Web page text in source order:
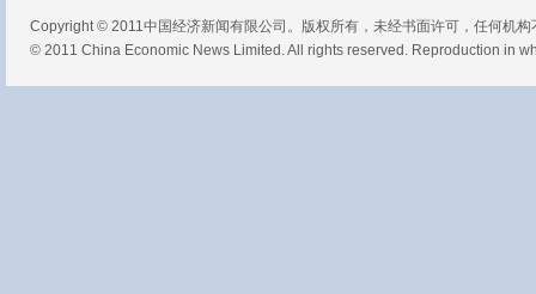
Copyright © 2011中国经济新闻有限公司。版权所有，未经书面许可，任何机构
© 2011 China Economic News Limited. All rights reserved. Reproduction in